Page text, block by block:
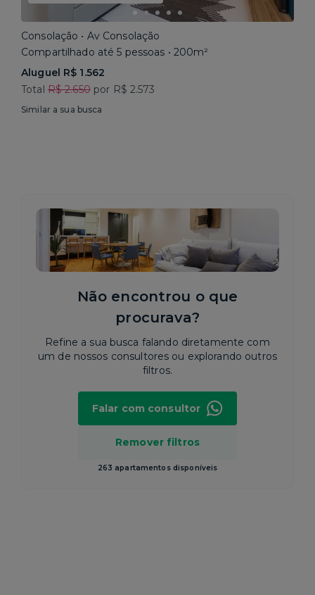
Consolação • Av Consolação
Compartilhado até 5 pessoas • 200m²
Aluguel R$ 1.562
Total R$ 2.650por R$ 2.573
Similar a sua busca
Não encontrou o que
procurava?
Refine a sua busca falando diretamente com
um de nossos consultores ou explorando outros
filtros.
Remover filtros
263 apartamentos disponíveis
Falar com consultor